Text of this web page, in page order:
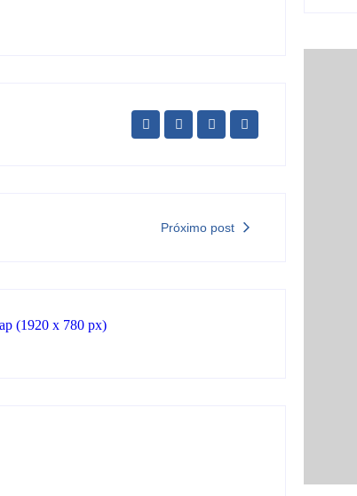
Próximo post